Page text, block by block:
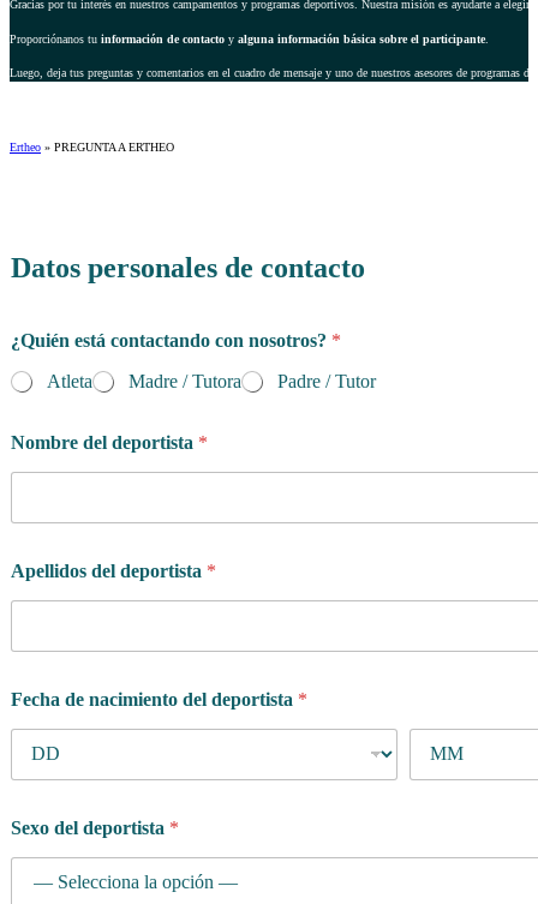
Gracias por tu interés en nuestros campamentos y programas deportivos. Nuestra misión es ayudarte a
Proporciónanos tu información de contacto y alguna información básica sobre el participante.
Luego, deja tus preguntas y comentarios en el cuadro de mensaje y uno de nuestros asesores de programas
Ertheo » PREGUNTA A ERTHEO
Datos personales de contacto
¿Quién está contactando con nosotros? *
Atleta
Madre / Tutora Padre / Tutor
Nombre del deportista *
Apellidos del deportista *
Fecha de nacimiento del deportista *
Sexo del deportista *